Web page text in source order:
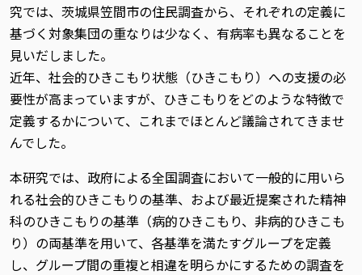
究では、茨城県笠間市の住民調査から、それぞれの定義に
基づく対象集団の重なりは少なく、有病率も異なることを
見いだしました。
近年、社会的ひきこもり状態（ひきこもり）への支援の必
要性が高まっていますが、ひきこもりをどのような特徴で
定義するかについて、これまでほとんど議論されてきませ
んでした。
本研究では、政府による全国調査において一般的に用いら
れる社会的ひきこもりの基準、および最近提案された精神
科のひきこもりの基準（病的ひきこもり、非病的ひきこも
り）の両基準を用いて、各基準を満たすグループを定義
し、グループ間の重複と相違を明らかにするための調査を